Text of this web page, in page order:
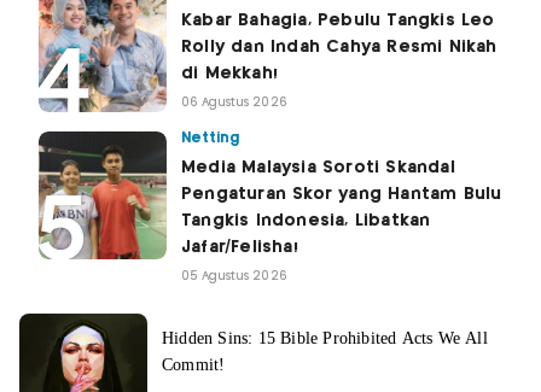
Kabar Bahagia, Pebulu Tangkis Leo
Rolly dan Indah Cahya Resmi Nikah
di Mekkah!
06 Agustus 2026
Netting
Media Malaysia Soroti Skandal
Pengaturan Skor yang Hantam Bulu
Tangkis Indonesia, Libatkan
Jafar/Felisha!
05 Agustus 2026